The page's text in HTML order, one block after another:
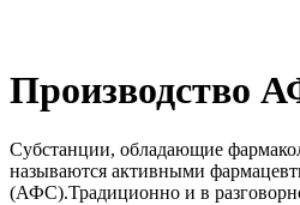
Производство
Субстанции, обладающие
называются активными
(АФС).Традиционно и в